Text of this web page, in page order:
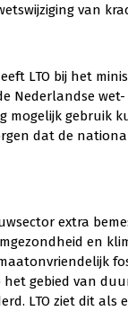
van
LTO bij het
Nederlandse
mogelijk gebruik
dat de
extra
en
gebied van
LTO ziet dit als